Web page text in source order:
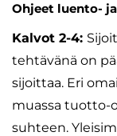
Ohjeet luento-
Kalvot 2-4:
tehtävänä on
sijoittaa. Eri
muassa tuotto-
suhteen.